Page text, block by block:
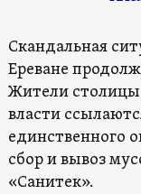
Скандальная
Ереване
Жители столицы
власти
единственного
сбор и вывоз
«Санитек».